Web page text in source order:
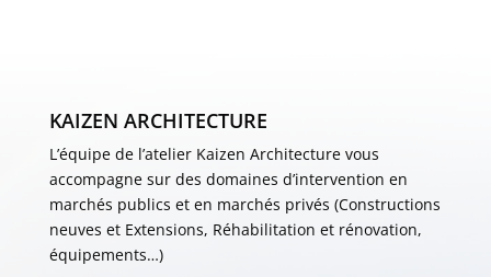
L’équipe de l’atelier Kaizen Architecture vous
accompagne sur des domaines d’intervention en
marchés publics et en marchés privés (Constructions
neuves et Extensions, Réhabilitation et rénovation,
équipements…)
Situé à Guérande et Sainte-Reine-de-Bretagne, entre